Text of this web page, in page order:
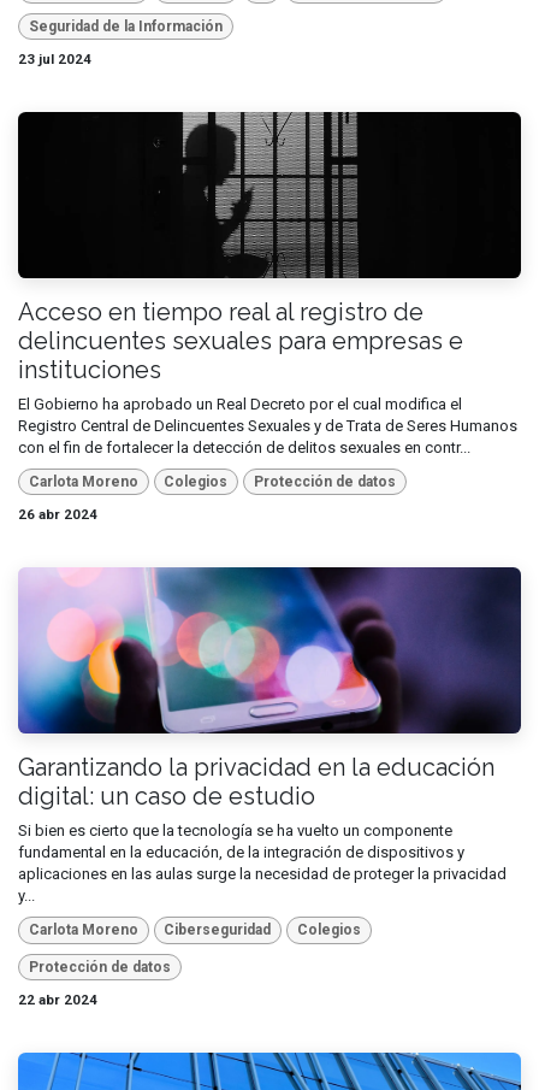
Seguridad de la Información
23 jul 2024
Acceso en tiempo real al registro de
delincuentes sexuales para empresas e
instituciones
El Gobierno ha aprobado un Real Decreto por el cual modifica el
Registro Central de Delincuentes Sexuales y de Trata de Seres Humanos
con el fin de fortalecer la detección de delitos sexuales en contr...
Carlota Moreno Colegios
Protección de datos
26 abr 2024
Garantizando la privacidad en la educación
digital: un caso de estudio
Si bien es cierto que la tecnología se ha vuelto un componente
fundamental en la educación, de la integración de dispositivos y
aplicaciones en las aulas surge la necesidad de proteger la privacidad
y...
Carlota Moreno Ciberseguridad Colegios
Protección de datos
22 abr 2024